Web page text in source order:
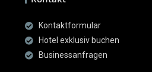
Kontaktformular
Hotel exklusiv buchen
Businessanfragen